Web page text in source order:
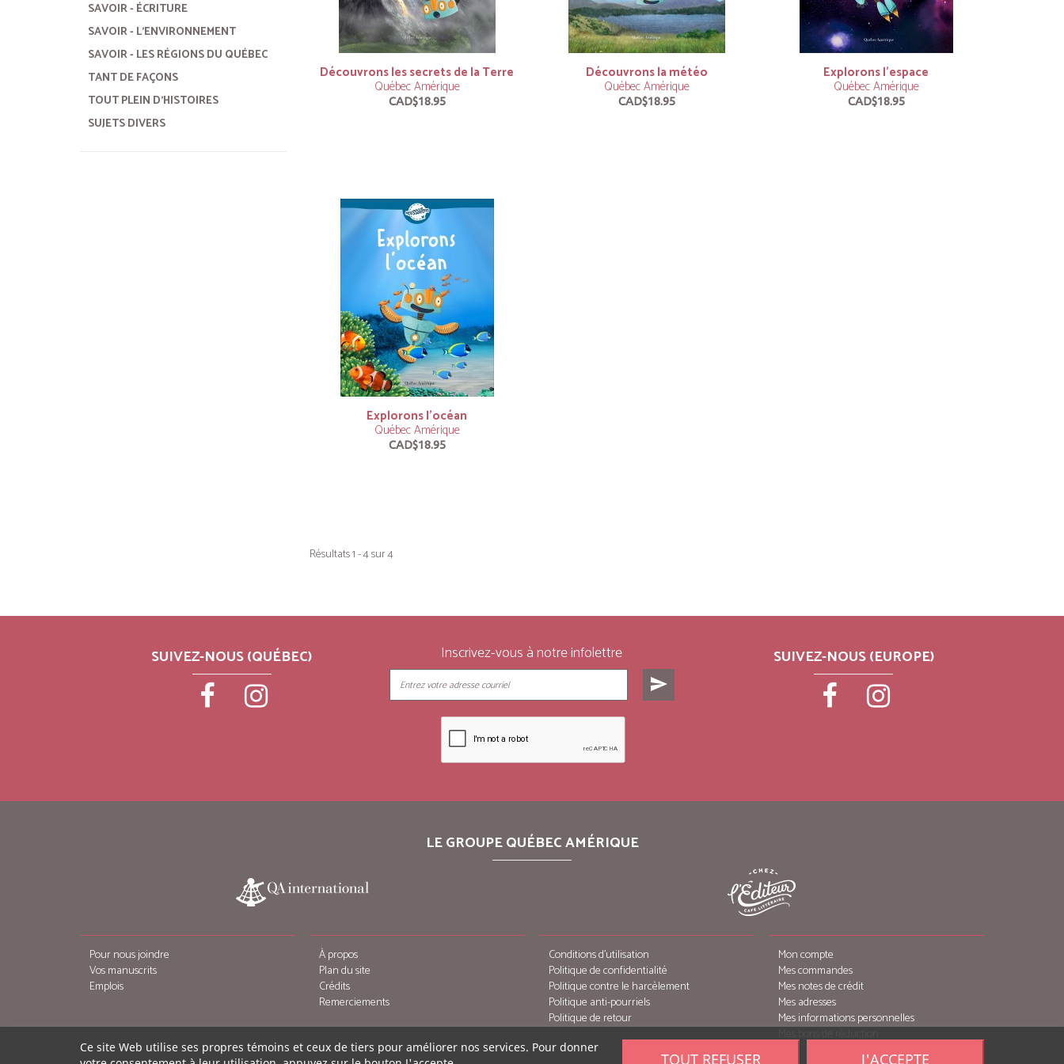
SAVOIR - ÉCRITURE
SAVOIR - L'ENVIRONNEMENT
SAVOIR - LES RÉGIONS DU QUÉBEC
TANT DE FAÇONS
TOUT PLEIN D'HISTOIRES
SUJETS DIVERS
Découvrons les secrets de la Terre
Québec Amérique
CAD$18.95
Découvrons la météo
Québec Amérique
CAD$18.95
Explorons l’espace
Québec Amérique
CAD$18.95
Explorons l’océan
Québec Amérique
CAD$18.95
Résultats 1 - 4 sur 4
SUIVEZ-NOUS (QUÉBEC) Inscrivez-vous à notre infolettre
send
SUIVEZ-NOUS (EUROPE)
LE GROUPE QUÉBEC AMÉRIQUE
Pour nous joindre
Vos manuscrits
Emplois
À propos
Plan du site
Crédits
Remerciements
Conditions d’utilisation
Politique de confidentialité
Politique contre le harcèlement
Politique anti-pourriels
Politique de retour
Mon compte
Mes commandes
Mes notes de crédit
Mes adresses
Mes informations personnelles
Ce site Web utilise ses propres témoins et ceux de tiers pour améliorer nos services. Pour donner
TOUT REFUSER J'ACCEPTE